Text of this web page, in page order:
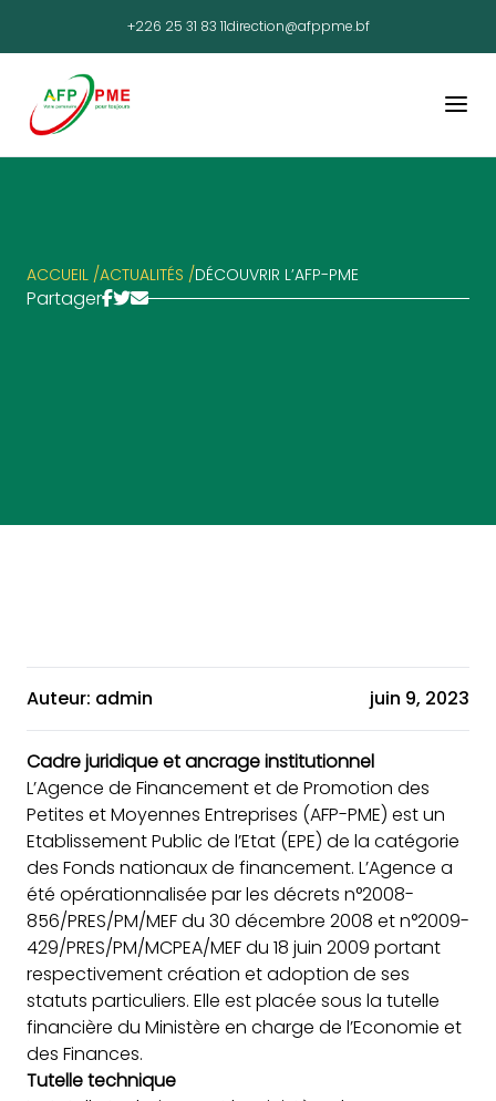
+226 25 31 83 11direction@afppme.bf
ACCUEIL /ACTUALITÉS /DÉCOUVRIR L’AFP-PME
Partager
Auteur: admin juin 9, 2023
Cadre juridique et ancrage institutionnel
L’Agence de Financement et de Promotion des
Petites et Moyennes Entreprises (AFP-PME) est un
Etablissement Public de l’Etat (EPE) de la catégorie
des Fonds nationaux de financement. L’Agence a
été opérationnalisée par les décrets n°2008-
856/PRES/PM/MEF du 30 décembre 2008 et n°2009-
429/PRES/PM/MCPEA/MEF du 18 juin 2009 portant
respectivement création et adoption de ses
statuts particuliers. Elle est placée sous la tutelle
financière du Ministère en charge de l’Economie et
des Finances.
Tutelle technique